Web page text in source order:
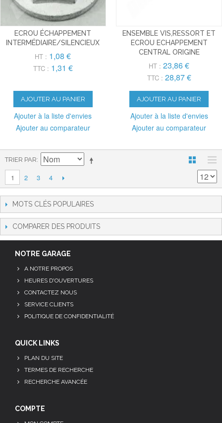
ECROU ÉCHAPPEMENT
INTERMÉDIAIRE/SILENCIEUX
HT : 1,08 €
TTC : 1,31 €
AJOUTER AU PANIER
Ajouter à la liste d'envies
Ajouter au comparateur
ENSEMBLE VIS,RESSORT ET
ECROU ECHAPPEMENT
CENTRAL ORIGINE
HT : 23,86 €
TTC : 28,87 €
AJOUTER AU PANIER
Ajouter à la liste d'envies
Ajouter au comparateur
TRIER PAR
1 2 3 4
MOTS CLÉS POPULAIRES
COMPARER DES PRODUITS
NOTRE GARAGE
A NOTRE PROPOS
HEURES D'OUVERTURES
CONTACTEZ NOUS
SERVICE CLIENTS
POLITIQUE DE CONFIDENTIALITÉ
QUICK LINKS
PLAN DU SITE
TERMES DE RECHERCHE
RECHERCHE AVANCÉE
COMPTE